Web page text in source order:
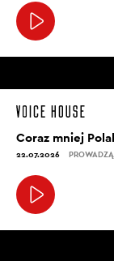
Coraz mniej
22.07.2026